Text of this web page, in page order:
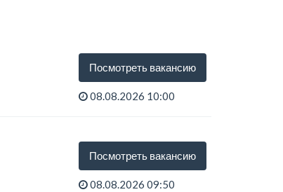
Посмотреть вакансию
08.08.2026 10:00
Посмотреть вакансию
08.08.2026 09:50